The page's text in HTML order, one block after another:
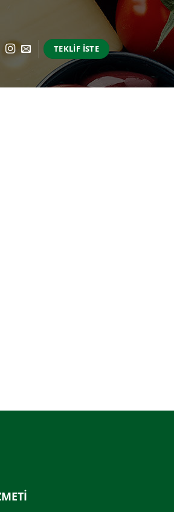
TEKLIF İSTE